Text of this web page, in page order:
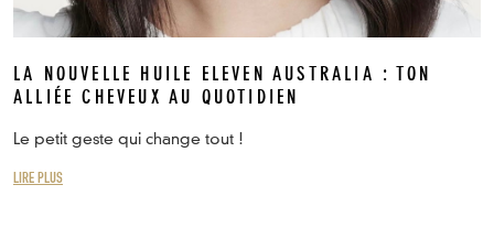
LA NOUVELLE HUILE ELEVEN AUSTRALIA : TON
ALLIÉE CHEVEUX AU QUOTIDIEN
Le petit geste qui change tout !
LIRE PLUS